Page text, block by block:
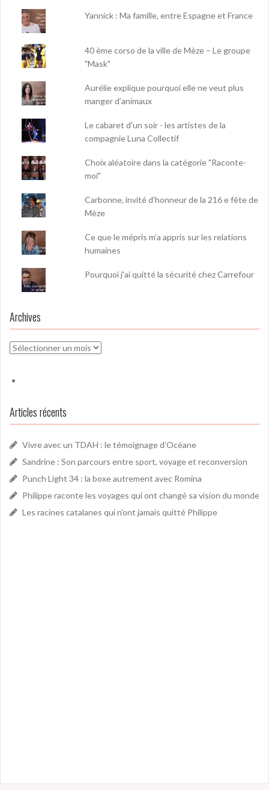
Yannick : Ma famille, entre Espagne et France
40 ème corso de la ville de Mèze – Le groupe
"Mask"
Aurélie explique pourquoi elle ne veut plus
manger d’animaux
Le cabaret d'un soir - les artistes de la
compagnie Luna Collectif
Choix aléatoire dans la catégorie "Raconte-
moi"
Carbonne, invité d'honneur de la 216 e fête de
Mèze
Ce que le mépris m’a appris sur les relations
humaines
Pourquoi j'ai quitté la sécurité chez Carrefour
Archives
Archives
Articles récents
Vivre avec un TDAH : le témoignage d’Océane
Sandrine : Son parcours entre sport, voyage et reconversion
Punch Light 34 : la boxe autrement avec Romina
Philippe raconte les voyages qui ont changé sa vision du monde
Les racines catalanes qui n’ont jamais quitté Philippe